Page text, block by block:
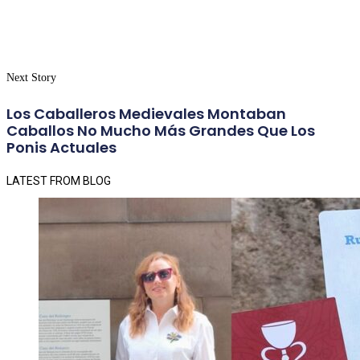
Next Story
Los Caballeros Medievales Montaban
Caballos No Mucho Más Grandes Que Los
Ponis Actuales
LATEST FROM BLOG